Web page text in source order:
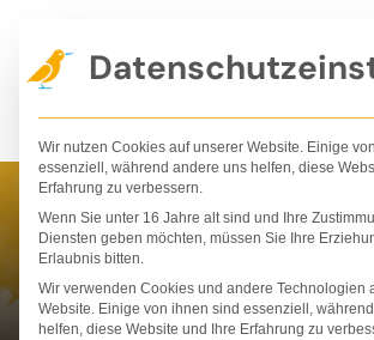
Inhalt
springen
Meike
Wir nutzen Cookies auf unserer Website. Einige
essenziell, während andere uns helfen, diese
Erfahrung zu verbessern.
Wenn Sie unter 16 Jahre alt sind und Ihre
Diensten geben möchten, müssen Sie Ihre
Erlaubnis bitten.
Wir verwenden Cookies und andere Technologien
Website. Einige von ihnen sind essenziell,
helfen, diese Website und Ihre Erfahrung zu